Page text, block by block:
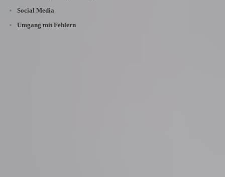
Social Media
Umgang mit Fehlern